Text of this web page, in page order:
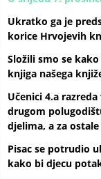
Ukratko ga je
korice Hrvojevih
Složili smo se
knjiga našega
Učenici 4.a
drugom
djelima, a za
Pisac se potrudio
kako bi djecu